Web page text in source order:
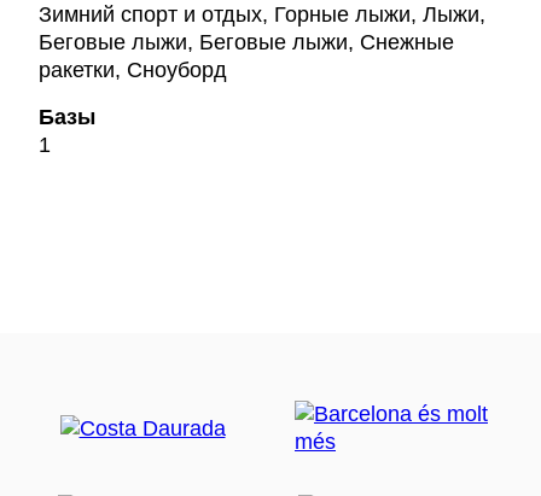
Зимний спорт и отдых, Горные лыжи, Лыжи,
Беговые лыжи, Беговые лыжи, Снежные
ракетки, Сноуборд
Базы
1